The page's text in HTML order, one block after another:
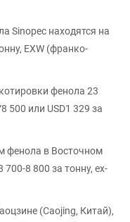
Sinopec находятся на
EXW (франко-
фенола 23
500 или USD1 329 за
фенола в Восточном
700-8 800 за тонну, ex-
(Caojing, Китай),